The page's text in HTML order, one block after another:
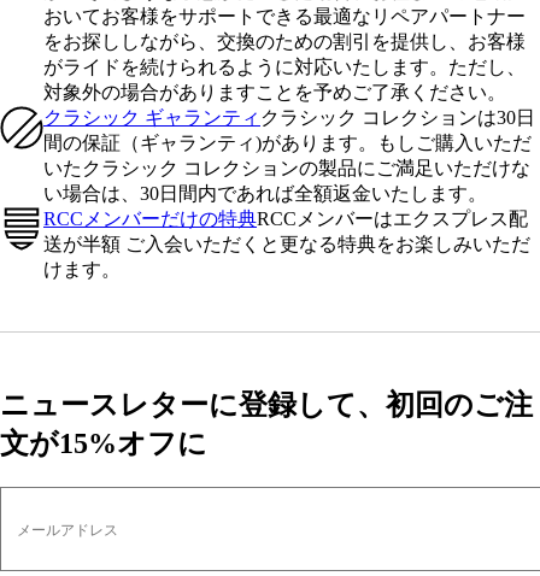
おいてお客様をサポートできる最適なリペアパートナー
をお探ししながら、交換のための割引を提供し、お客様
がライドを続けられるように対応いたします。ただし、
対象外の場合がありますことを予めご了承ください。
クラシック ギャランティ クラシック コレクションは30日
間の保証（ギャランティ)があります。もしご購入いただ
いたクラシック コレクションの製品にご満足いただけな
い場合は、30日間内であれば全額返金いたします。
RCCメンバーだけの特典RCCメンバーはエクスプレス配
送が半額 ご入会いただくと更なる特典をお楽しみいただ
けます。
ニュースレターに登録して、初回のご注
文が15%オフに
メールアドレス